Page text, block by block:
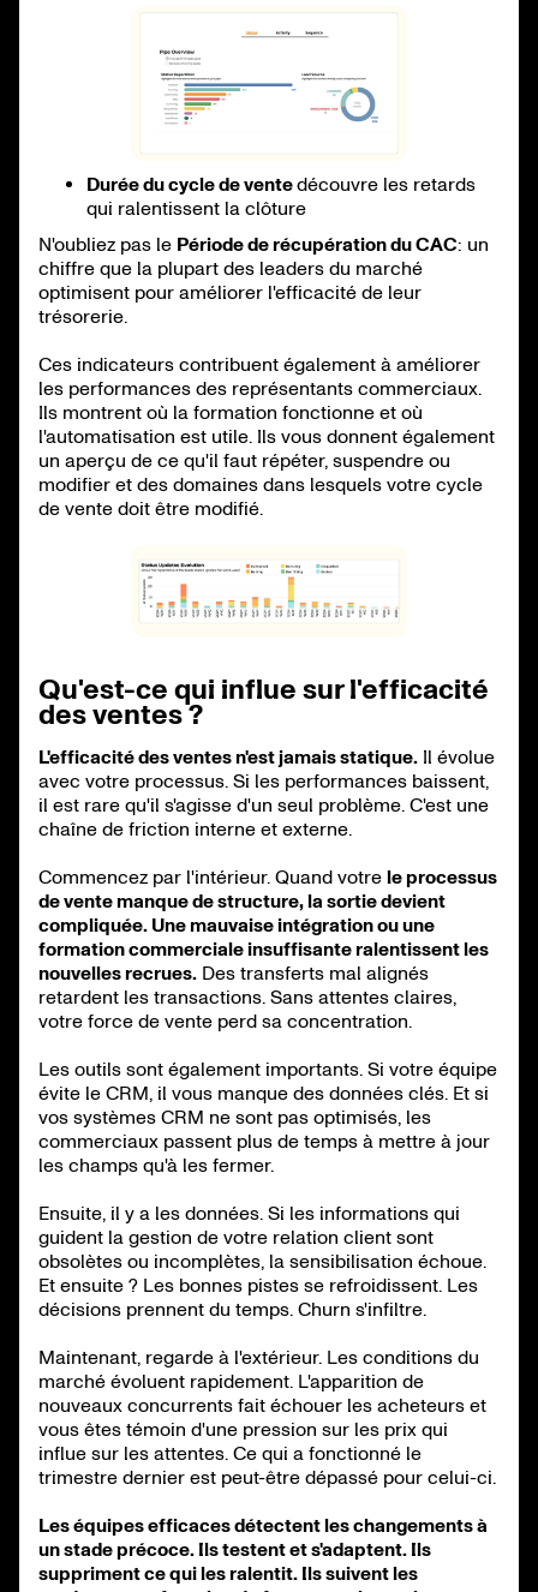
Durée du cycle de ventedécouvre les retards
qui ralentissent la clôture
N'oubliez pas le Période de récupération du CAC: un
chiffre que la plupart des leaders du marché
optimisent pour améliorer l'efficacité de leur
trésorerie.
Ces indicateurs contribuent également à améliorer
les performances des représentants commerciaux.
Ils montrent où la formation fonctionne et où
l'automatisation est utile. Ils vous donnent également
un aperçu de ce qu'il faut répéter, suspendre ou
modifier et des domaines dans lesquels votre cycle
de vente doit être modifié.
Qu'est-ce qui influe sur l'efficacité
des ventes ?
L'efficacité des ventes n'est jamais statique. Il évolue
avec votre processus. Si les performances baissent,
il est rare qu'il s'agisse d'un seul problème. C'est une
chaîne de friction interne et externe.
Commencez par l'intérieur. Quand votre le processus
de vente manque de structure, la sortie devient
compliquée. Une mauvaise intégration ou une
formation commerciale insuffisante ralentissent les
nouvelles recrues. Des transferts mal alignés
retardent les transactions. Sans attentes claires,
votre force de vente perd sa concentration.
Les outils sont également importants. Si votre équipe
évite le CRM, il vous manque des données clés. Et si
vos systèmes CRM ne sont pas optimisés, les
commerciaux passent plus de temps à mettre à jour
les champs qu'à les fermer.
Ensuite, il y a les données. Si les informations qui
guident la gestion de votre relation client sont
obsolètes ou incomplètes, la sensibilisation échoue.
Et ensuite ? Les bonnes pistes se refroidissent. Les
décisions prennent du temps. Churn s'infiltre.
Maintenant, regarde à l'extérieur. Les conditions du
marché évoluent rapidement. L'apparition de
nouveaux concurrents fait échouer les acheteurs et
vous êtes témoin d'une pression sur les prix qui
influe sur les attentes. Ce qui a fonctionné le
trimestre dernier est peut-être dépassé pour celui-ci.
Les équipes efficaces détectent les changements à
un stade précoce. Ils testent et s'adaptent. Ils
suppriment ce qui les ralentit. Ils suivent les